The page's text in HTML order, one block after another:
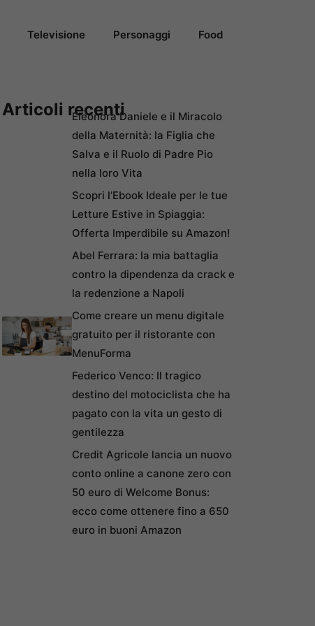
Televisione Personaggi Food
Articoli recentiEleonora Daniele e il Miracolo
della Maternità: la Figlia che
Salva e il Ruolo di Padre Pio
nella loro Vita
Scopri l’Ebook Ideale per le tue
Letture Estive in Spiaggia:
Offerta Imperdibile su Amazon!
Abel Ferrara: la mia battaglia
contro la dipendenza da crack e
la redenzione a Napoli
Come creare un menu digitale
gratuito per il ristorante con
MenuForma
Federico Venco: Il tragico
destino del motociclista che ha
pagato con la vita un gesto di
gentilezza
Credit Agricole lancia un nuovo
conto online a canone zero con
50 euro di Welcome Bonus:
ecco come ottenere fino a 650
euro in buoni Amazon